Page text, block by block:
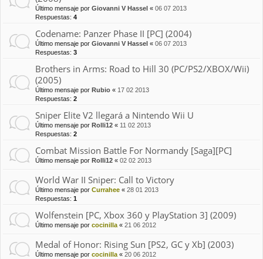
Último mensaje por Giovanni V Hassel « 06 07 2013
Respuestas: 4
Codename: Panzer Phase II [PC] (2004)
Último mensaje por Giovanni V Hassel « 06 07 2013
Respuestas: 3
Brothers in Arms: Road to Hill 30 (PC/PS2/XBOX/Wii)
(2005)
Último mensaje por Rubio « 17 02 2013
Respuestas: 2
Sniper Elite V2 llegará a Nintendo Wii U
Último mensaje por Rolli12 « 11 02 2013
Respuestas: 2
Combat Mission Battle For Normandy [Saga][PC]
Último mensaje por Rolli12 « 02 02 2013
World War II Sniper: Call to Victory
Último mensaje por Currahee « 28 01 2013
Respuestas: 1
Wolfenstein [PC, Xbox 360 y PlayStation 3] (2009)
Último mensaje por cocinilla « 21 06 2012
Medal of Honor: Rising Sun [PS2, GC y Xb] (2003)
Último mensaje por cocinilla « 20 06 2012